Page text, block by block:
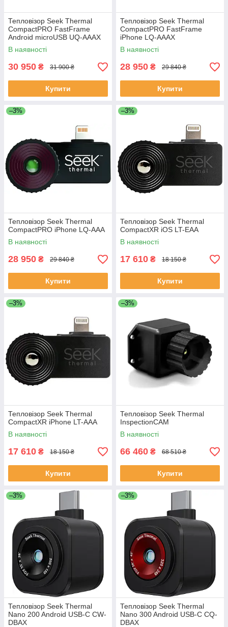
Тепловізор Seek Thermal
CompactPRO FastFrame
Android microUSB UQ-AAAX
В наявності
30 950 ₴ 31 900 ₴
Купити
Тепловізор Seek Thermal
CompactPRO FastFrame
iPhone LQ-AAAX
В наявності
28 950 ₴ 29 840 ₴
Купити
–3%
Тепловізор Seek Thermal
CompactPRO iPhone LQ-AAA
В наявності
28 950 ₴ 29 840 ₴
Купити
–3%
Тепловізор Seek Thermal
CompactXR iOS LT-EAA
В наявності
17 610 ₴ 18 150 ₴
Купити
–3%
Тепловізор Seek Thermal
CompactXR iPhone LT-AAA
В наявності
17 610 ₴ 18 150 ₴
Купити
–3%
Тепловізор Seek Thermal
InspectionCAM
В наявності
66 460 ₴ 68 510 ₴
Купити
–3%
Тепловізор Seek Thermal
Nano 200 Android USB-C CW-
DBAX
–3%
Тепловізор Seek Thermal
Nano 300 Android USB-C CQ-
DBAX